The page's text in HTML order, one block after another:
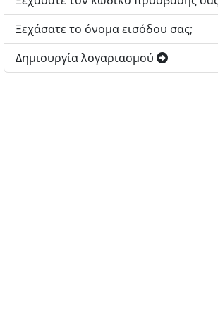
Ξεχάσατε το όνομα εισόδου σας;
Δημιουργία λογαριασμού